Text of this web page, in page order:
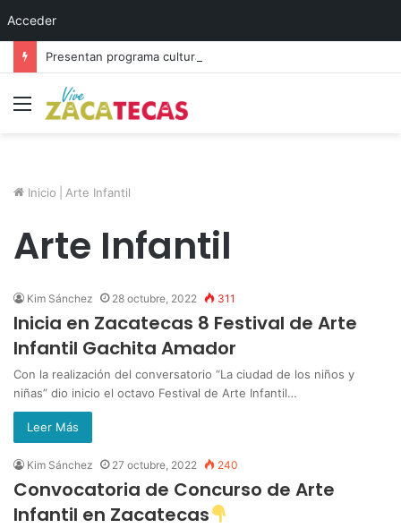
Acceder
Menú
Inicio Arte Infantil
Arte Infantil
Kim Sánchez 28 octubre, 2022 311
Inicia en Zacatecas 8 Festival de Arte
Infantil Gachita Amador
Con la realización del conversatorio “La ciudad de los niños y
niñas” dio inicio el octavo Festival de Arte Infantil…
Leer Más
Kim Sánchez 27 octubre, 2022 240
Convocatoria de Concurso de Arte
Infantil en Zacatecas